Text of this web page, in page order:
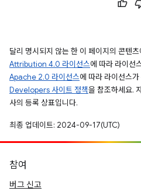
달리 명시되지 않는 한 이 페이지의 콘텐츠
Attribution 4.0 라이선스에 따라 라이선
Apache 2.0 라이선스에 따라 라이선스
Developers 사이트 정책을 참조하세요.
사의 등록 상표입니다.
최종 업데이트: 2024-09-17(UTC)
참여
버그 신고